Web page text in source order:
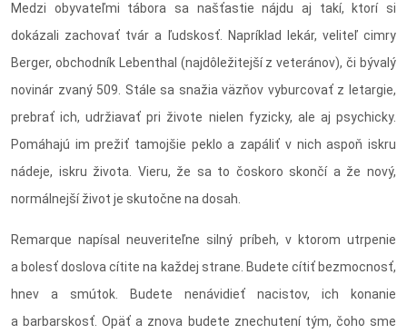
Medzi obyvateľmi tábora sa našťastie nájdu aj takí, ktorí si
dokázali zachovať tvár a ľudskosť. Napríklad lekár, veliteľ cimry
Berger, obchodník Lebenthal (najdôležitejší z veteránov), či bývalý
novinár zvaný 509. Stále sa snažia väzňov vyburcovať z letargie,
prebrať ich, udržiavať pri živote nielen fyzicky, ale aj psychicky.
Pomáhajú im prežiť tamojšie peklo a zapáliť v nich aspoň iskru
nádeje, iskru života. Vieru, že sa to čoskoro skončí a že nový,
normálnejší život je skutočne na dosah.
Remarque napísal neuveriteľne silný príbeh, v ktorom utrpenie
a bolesť doslova cítite na každej strane. Budete cítiť bezmocnosť,
hnev a smútok. Budete nenávidieť nacistov, ich konanie
a barbarskosť. Opäť a znova budete znechutení tým, čoho sme